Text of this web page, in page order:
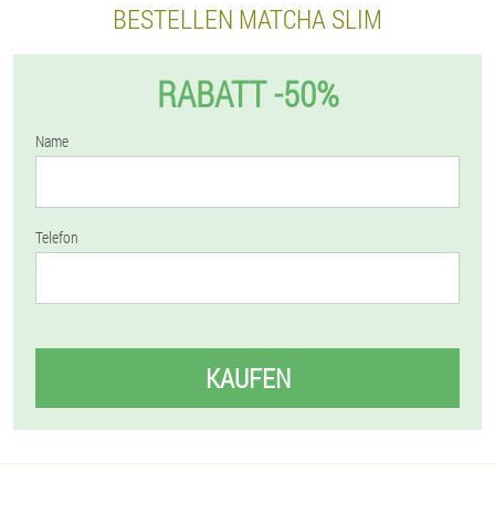
BESTELLEN MATCHA SLIM
RABATT -50%
Name
Telefon
KAUFEN